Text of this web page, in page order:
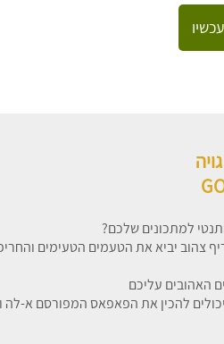
למתכונים שלכם?
צהוב יביא את הטעמים הטעימים
האהובים עליכם
להכין את הפאפאס המפורסם א-לה